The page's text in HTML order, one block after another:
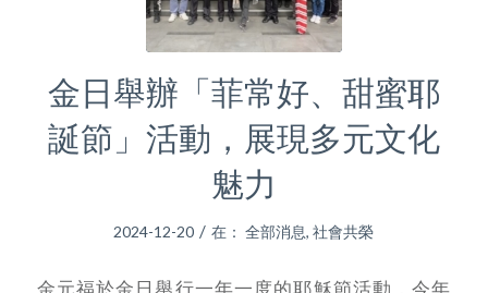
金日舉辦「菲常好、甜蜜耶
誕節」活動，展現多元文化
魅力
2024-12-20 / 在：全部消息,社會共榮
金元福於金日舉行一年一度的耶穌節活動，今年